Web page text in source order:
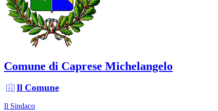
Comune di Caprese Michelangelo
Il Comune
Il Sindaco